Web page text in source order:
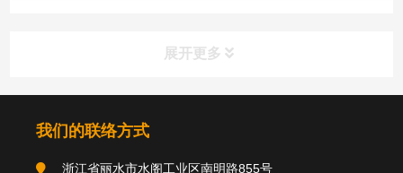
展开更多
我们的联络方式
浙江省丽水市水阁工业区南明路855号